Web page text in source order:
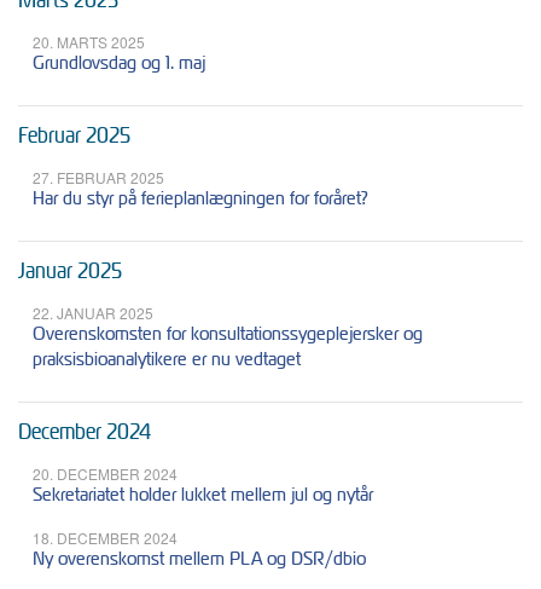
20. MARTS 2025
Grundlovsdag og 1. maj
Februar 2025
27. FEBRUAR 2025
Har du styr på ferieplanlægningen for foråret?
Januar 2025
22. JANUAR 2025
Overenskomsten for konsultationssygeplejersker og
praksisbioanalytikere er nu vedtaget
December 2024
20. DECEMBER 2024
Sekretariatet holder lukket mellem jul og nytår
18. DECEMBER 2024
Ny overenskomst mellem PLA og DSR/dbio